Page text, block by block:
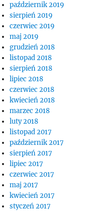
październik 2019
sierpień 2019
czerwiec 2019
maj 2019
grudzień 2018
listopad 2018
sierpień 2018
lipiec 2018
czerwiec 2018
kwiecień 2018
marzec 2018
luty 2018
listopad 2017
październik 2017
sierpień 2017
lipiec 2017
czerwiec 2017
maj 2017
kwiecień 2017
styczeń 2017